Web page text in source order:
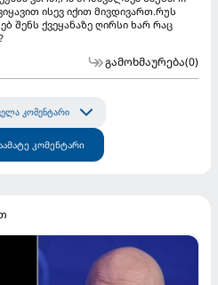
ისევ იქით მივდივართ.რუს
შენს ქვეყანაზე ღირსი ხარ რაც
გამოხმაურება(0)
კომენტარი
კომენტარი